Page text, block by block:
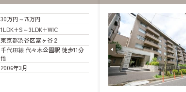
30万円～75万円
1LDK+S～3LDK+WIC
東京都渋谷区富ヶ谷２
千代田線 代々木公園駅 徒歩11分
他
2006年3月